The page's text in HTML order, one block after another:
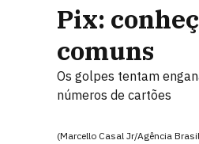
Pix:
comuns
Os golpes tentam
números de cartões
(Marcello Casal Jr/Agência